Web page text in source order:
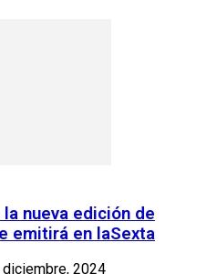
nueva edición de
emitirá en laSexta
diciembre, 2024